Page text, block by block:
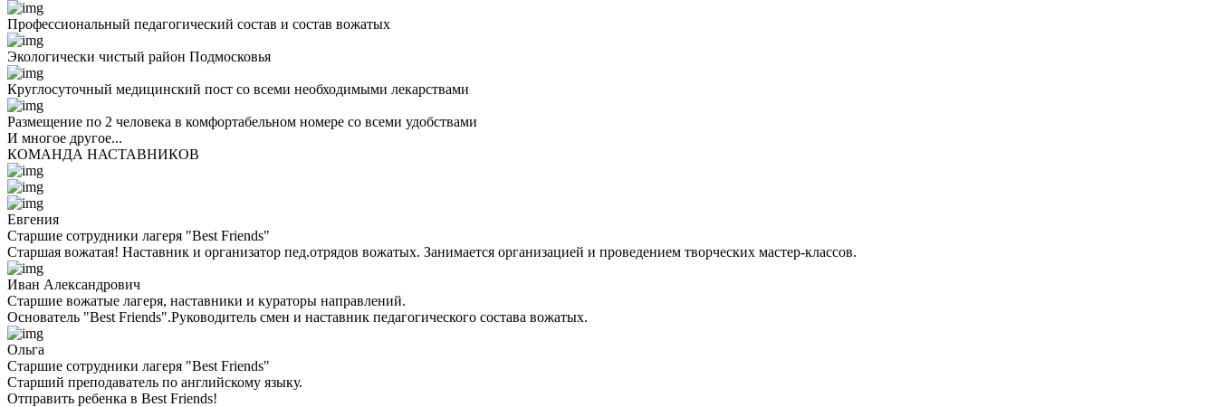
Профессиональный педагогический состав и состав вожатых
Экологически чистый район Подмосковья
Круглосуточный медицинский пост со всеми необходимыми лекарствами
Размещение по 2 человека в комфортабельном номере со всеми удобствами
И многое другое...
КОМАНДА НАСТАВНИКОВ
Евгения
Старшие сотрудники лагеря "Best Friends"
Старшая вожатая! Наставник и организатор пед.отрядов вожатых. Занимается организацией и проведением творческих мастер-классов.
Иван Александрович
Старшие вожатые лагеря, наставники и кураторы направлений.
Основатель "Best Friends".Руководитель смен и наставник педагогического состава вожатых.
Ольга
Старшие сотрудники лагеря "Best Friends"
Cтарший преподаватель по английскому языку.
Отправить ребенка в Best Friends!